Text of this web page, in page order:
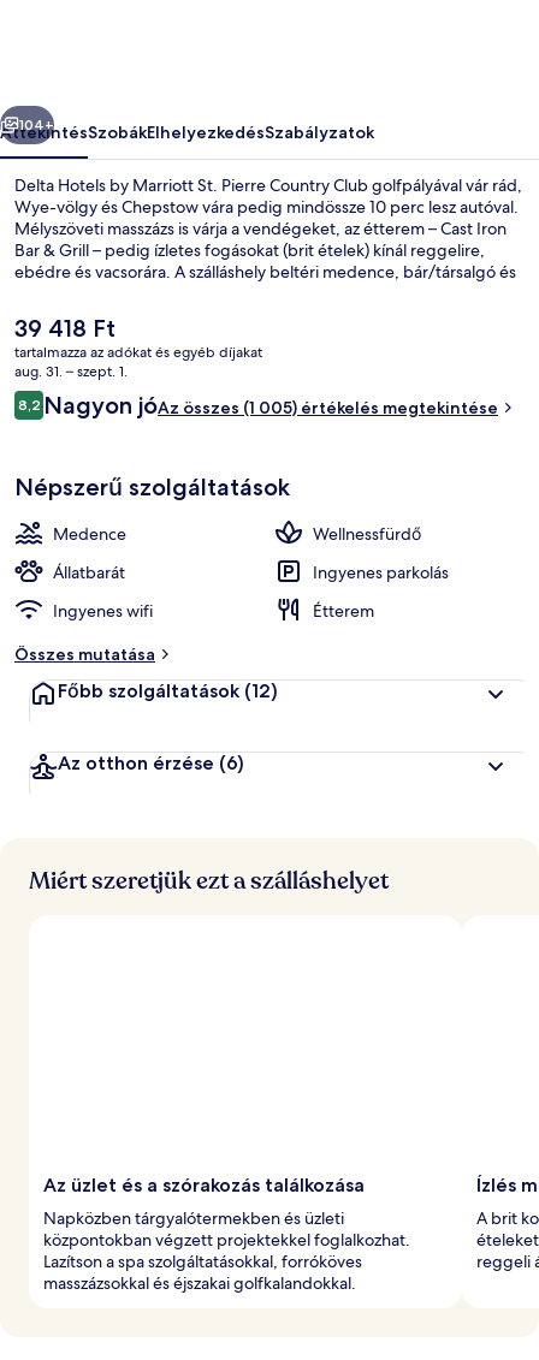
Club
képgalériája
Következő
104+
ÁttekintésSzobákElhelyezkedésSzabályzatok
Delta Hotels by Marriott St. Pierre Country Club golfpályával vár rád,
Wye-völgy és Chepstow vára pedig mindössze 10 perc lesz autóval.
Mélyszöveti masszázs is várja a vendégeket, az étterem – Cast Iron
Bar & Grill – pedig ízletes fogásokat (brit ételek) kínál reggelire,
ebédre és vacsorára. A szálláshely beltéri medence, bár/társalgó és
következó jellemzőit: segítőkész személyzet.
A
jelenlegi
ár
39 418 Ft
39 418 Ft
tartalmazza az adókat és egyéb díjakat
aug. 31. – szept. 1.
Értékelések
8,28,2 ennyiből: 10
Nagyon jóAz összes (1 005) értékelés megtekintése
Népszerű szolgáltatások
Medence
Wellnessfürdő
Állatbarát
Ingyenes parkolás
Ingyenes wifi
Étterem
Összes mutatása
Főbb szolgáltatások (12)
Az otthon érzése (6)
Miért szeretjük ezt a szálláshelyet
Az üzlet és a szórakozás találkozása
Napközben tárgyalótermekben és üzleti
központokban végzett projektekkel foglalkozhat.
Lazítson a spa szolgáltatásokkal, forróköves
masszázsokkal és éjszakai golfkalandokkal.
Ízlés
A brit
reggeli